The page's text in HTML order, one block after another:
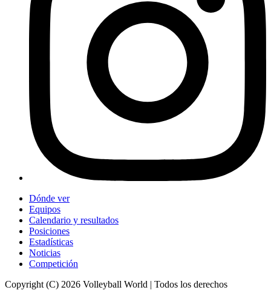
Dónde ver
Equipos
Calendario y resultados
Posiciones
Estadísticas
Noticias
Competición
Copyright (C) 2026 Volleyball World | Todos los derechos